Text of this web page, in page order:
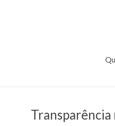
Transparência